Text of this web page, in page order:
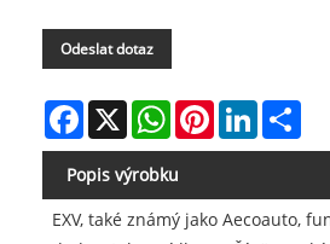
Odeslat dotaz
Facebook
X WhatsAppPinterestLinkedIn
Popis výrobku
EXV, také známý jako Aecoauto,